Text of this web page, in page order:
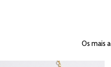
Os mais